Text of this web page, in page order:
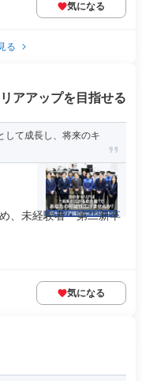
気になる
る
アアップを目指せる
して成長し、将来のキ
、未経験者・第二新卒
気になる